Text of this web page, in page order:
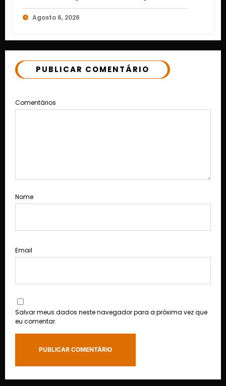
Cuiabá e Rondonópolis
Agosto 6, 2026
PUBLICAR COMENTÁRIO
Comentários
Nome
Email
Salvar meus dados neste navegador para a próxima vez que
eu comentar.